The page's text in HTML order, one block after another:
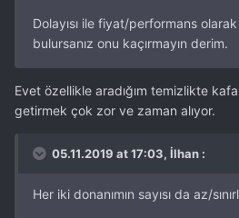
Dolayısı ile fiyat/performans
bulursanız onu kaçırmayın derim.
Evet özellikle aradığım temizlikte
getirmek çok zor ve zaman alıyor.
05.11.2019 at 17:03, İlhan :
Her iki donanımın sayısı da az/